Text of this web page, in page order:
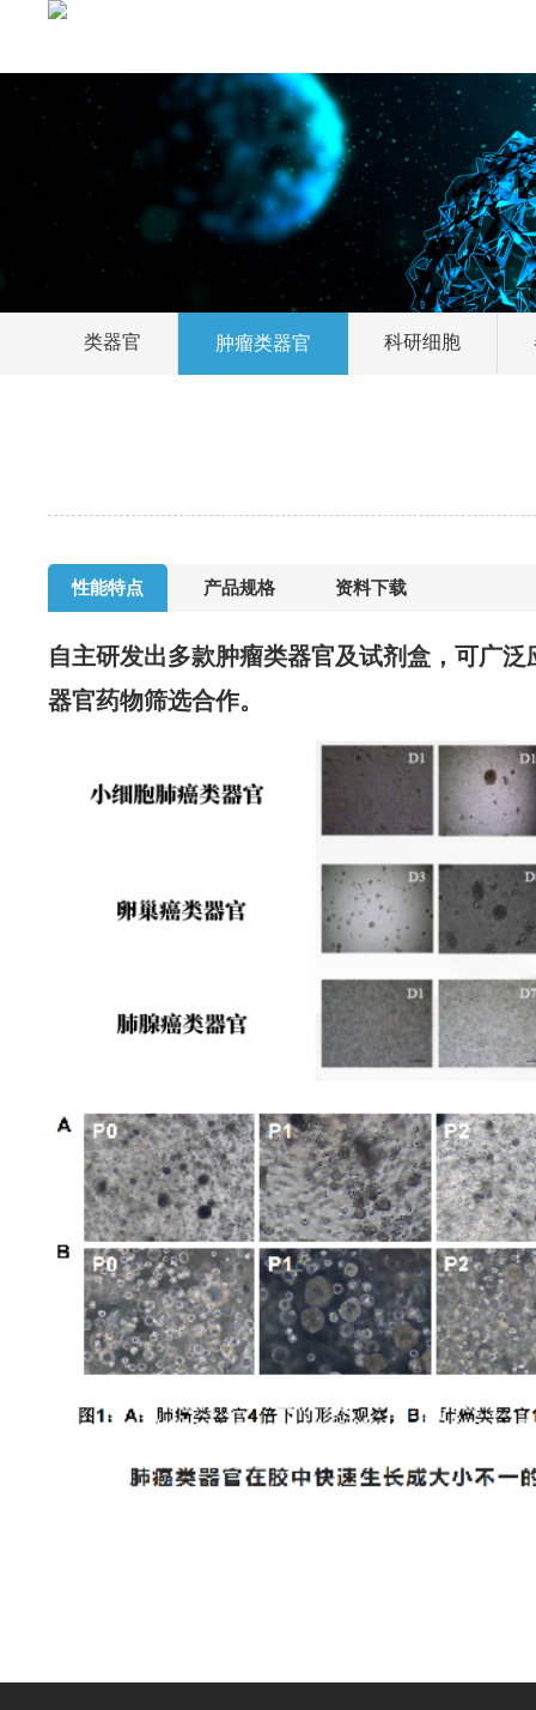
类器官 肿瘤类器官 科研细胞
性能特点 产品规格 资料下载
自主研发出多款肿瘤类器官及试剂盒 ，可广
器官药物筛选合作。